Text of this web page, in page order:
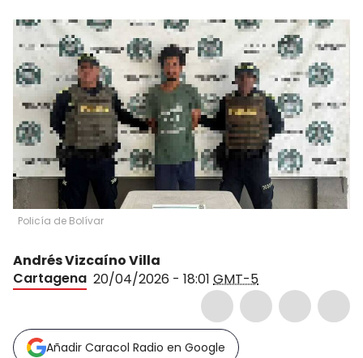
Policía de Bolívar
Andrés Vizcaíno Villa
Cartagena 20/04/2026 - 18:01 GMT-5
Añadir Caracol Radio en Google